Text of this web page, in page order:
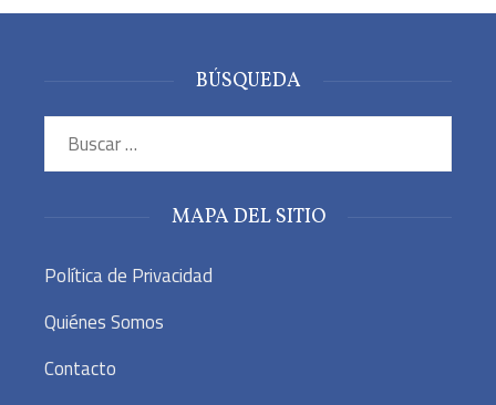
BÚSQUEDA
MAPA DEL SITIO
Política de Privacidad
Quiénes Somos
Contacto